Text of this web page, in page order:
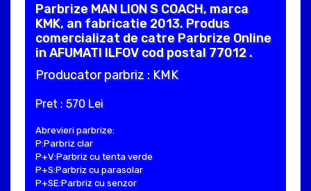
Parbrize MAN LION S COACH, marca
KMK, an fabricatie 2013. Produs
comercializat de catre Parbrize Online
in AFUMATI ILFOV cod postal 77012 .
Producator parbriz : KMK
Pret : 570 Lei
Abrevieri parbrize:
P:Parbriz clar
P+V:Parbriz cu tenta verde
P+S:Parbriz cu parasolar
P+SE:Parbriz cu senzor